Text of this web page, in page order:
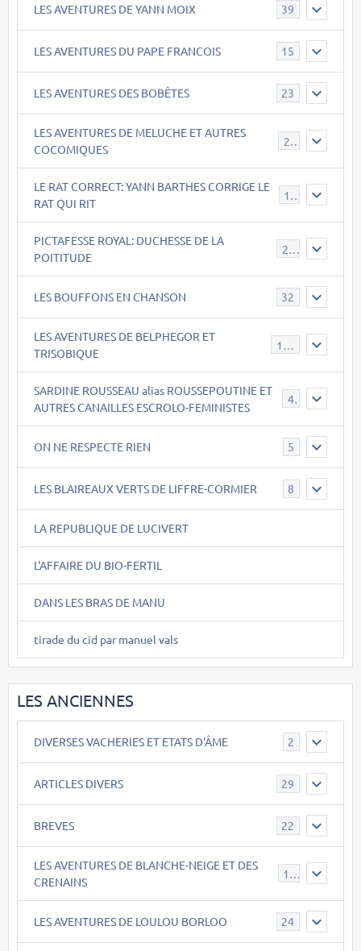
LES AVENTURES DE YANN MOIX 39
LES AVENTURES DU PAPE FRANCOIS 15
LES AVENTURES DES BOBÊTES 23
LES AVENTURES DE MELUCHE ET AUTRES
COCOMIQUES
22
LE RAT CORRECT: YANN BARTHES CORRIGE LE
RAT QUI RIT
15
PICTAFESSE ROYAL: DUCHESSE DE LA
POITITUDE
23
LES BOUFFONS EN CHANSON 32
LES AVENTURES DE BELPHEGOR ET
TRISOBIQUE
147
SARDINE ROUSSEAU alias ROUSSEPOUTINE ET
AUTRES CANAILLES ESCROLO-FEMINISTES
40
ON NE RESPECTE RIEN 5
LES BLAIREAUX VERTS DE LIFFRE-CORMIER 8
LA REPUBLIQUE DE LUCIVERT
L'AFFAIRE DU BIO-FERTIL
DANS LES BRAS DE MANU
tirade du cid par manuel vals
LES ANCIENNES
DIVERSES VACHERIES ET ETATS D'ÂME 2
ARTICLES DIVERS 29
BREVES 22
LES AVENTURES DE BLANCHE-NEIGE ET DES
CRENAINS
17
LES AVENTURES DE LOULOU BORLOO 24